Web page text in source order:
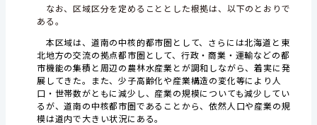
なお、区域区分を定めることとした根拠は、以下のとおりで
ある。
本区域は、道南の中核的都市圏として、さらには北海道と東
北地方の交流の拠点都市圏として、行政・商業・運輸などの都
市機能の集積と周辺の農林水産業とが調和しながら、着実に発
展してきた。また、少子高齢化や産業構造の変化等により人
口・世帯数がともに減少し、産業の規模についても減少してい
るが、道南の中核都市圏であることから、依然人口や産業の規
模は道内で大きい状況にある。